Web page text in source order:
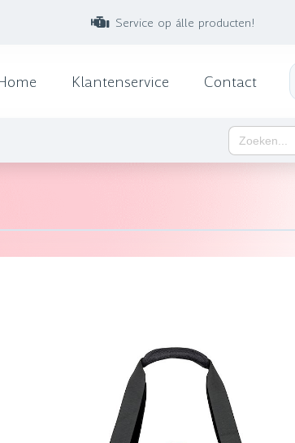
Service op álle producten!
Klantenservice Contact
Zoek
naar: